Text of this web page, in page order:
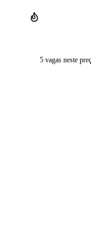
5 vagas neste